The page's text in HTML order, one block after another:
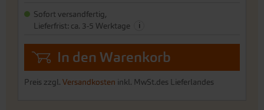
Sofort versandfertig,
Lieferfrist: ca. 3-5 Werktage
i
In den Warenkorb
Preis zzgl. Versandkosten inkl. MwSt.des Lieferlandes